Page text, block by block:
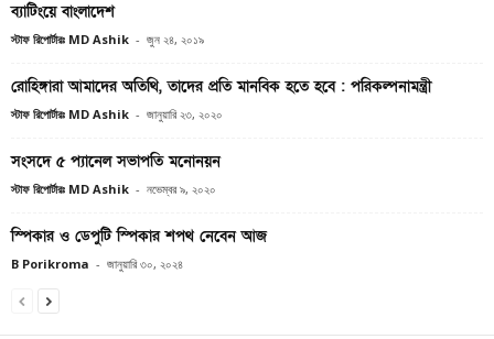
ব্যাটিংয়ে বাংলাদেশ
স্টাফ রিপোর্টারঃ MD Ashik - জুন ২৪, ২০১৯
রোহিঙ্গারা আমাদের অতিথি, তাদের প্রতি মানবিক হতে হবে : পরিকল্পনামন্ত্রী
স্টাফ রিপোর্টারঃ MD Ashik - জানুয়ারি ২৩, ২০২০
সংসদে ৫ প্যানেল সভাপতি মনোনয়ন
স্টাফ রিপোর্টারঃ MD Ashik - নভেম্বর ৯, ২০২০
স্পিকার ও ডেপুটি স্পিকার শপথ নেবেন আজ
B Porikroma - জানুয়ারি ৩০, ২০২৪